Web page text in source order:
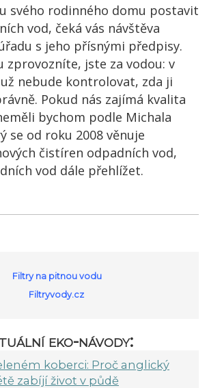
svého rodinného domu postavit
vod, čeká vás návštěva
s jeho přísnými předpisy.
zprovozníte, jste za vodou: v
nebude kontrolovat, zda ji
Pokud nás zajímá kvalita
bychom podle Michala
se od roku 2008 věnuje
čistíren odpadních vod,
vod dále přehlížet.
Filtry na pitnou vodu
Filtryvody.cz
eko-návody:
koberci: Proč anglický
zabíjí život v půdě